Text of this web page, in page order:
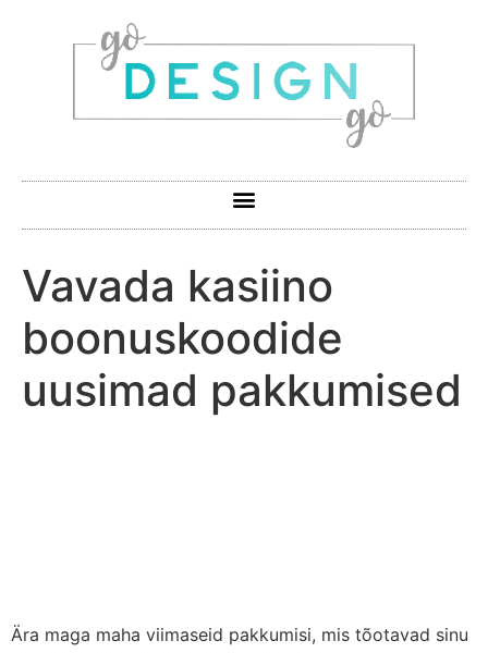
Vavada kasiino
boonuskoodide
uusimad pakkumised
Ära maga maha viimaseid pakkumisi, mis tõotavad sinu